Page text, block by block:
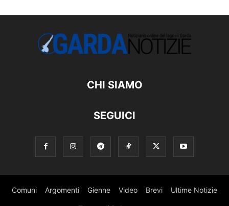
CHI SIAMO
SEGUICI
Comuni Argomenti Gienne Video Brevi Ultime Notizie